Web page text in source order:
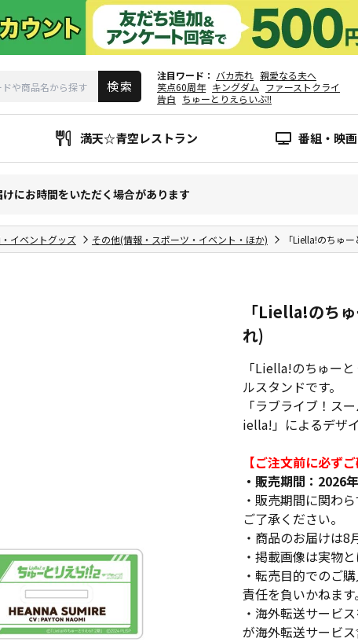
注目ワード バカ売れ 親愛なる夫へ
笑点60周年 キングダム ファーストクライ
告白 ちゅーとりえらいぶ!!
満天☆青空レストラン 番組・映
にお時間をいただく場合があります
イベントグッズ その他(情報・スポーツ・イベント・ほか) 「Liella!のちゅ
「Liella!のち
れ)
「Liella!のちゅー
ルスタンドです。
「ラブライブ！ス
iella!」によるデザ
【ご注文前に必ず
・販売期間：2026
・販売期間に関わ
ご了承ください。
・商品のお届けは8
・掲載画像は実物
・転売目的でのご
責任を負いかねます。
・海外転送サービ
が海外転送サービ